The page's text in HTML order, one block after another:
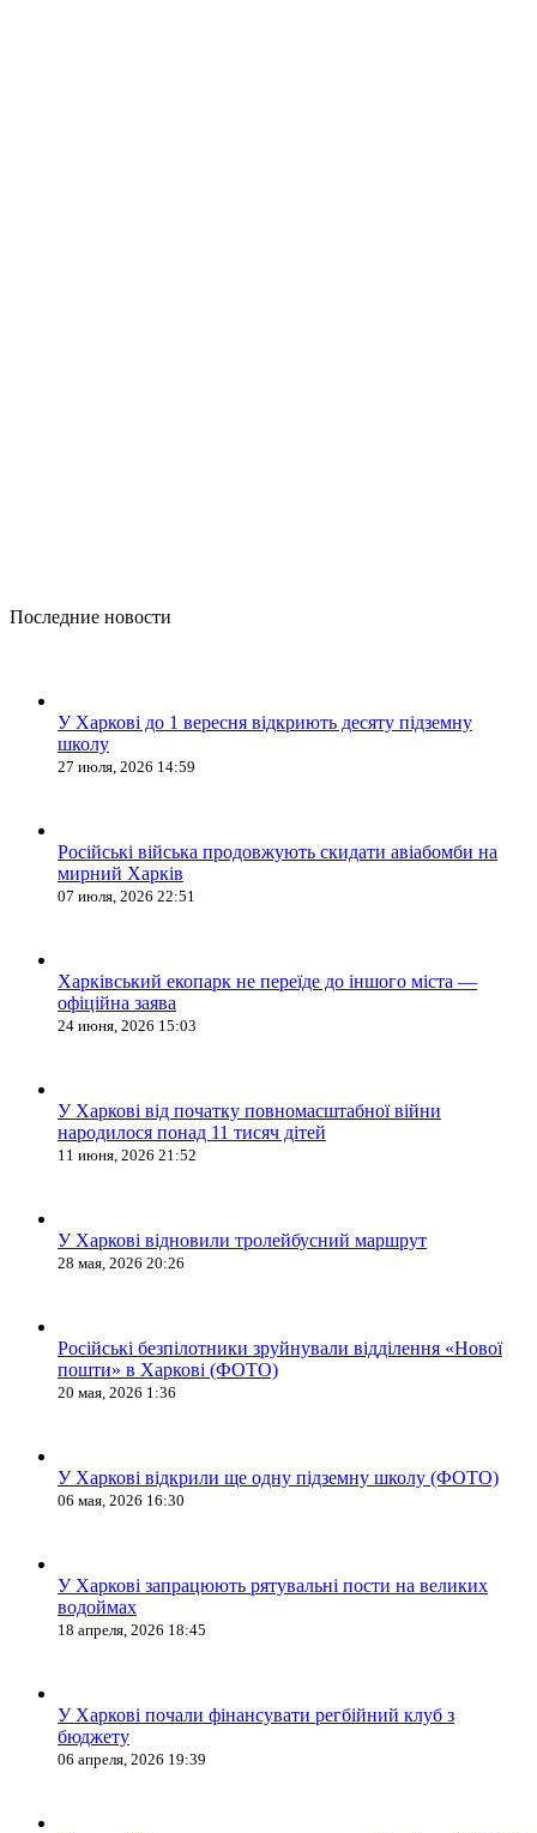
Последние новости
У Харкові до 1 вересня відкриють десяту підземну
школу
27 июля, 2026 14:59
Російські війська продовжують скидати авіабомби на
мирний Харків
07 июля, 2026 22:51
Харківський екопарк не переїде до іншого міста —
офіційна заява
24 июня, 2026 15:03
У Харкові від початку повномасштабної війни
народилося понад 11 тисяч дітей
11 июня, 2026 21:52
У Харкові відновили тролейбусний маршрут
28 мая, 2026 20:26
Російські безпілотники зруйнували відділення «Нової
пошти» в Харкові (ФОТО)
20 мая, 2026 1:36
У Харкові відкрили ще одну підземну школу (ФОТО)
06 мая, 2026 16:30
У Харкові запрацюють рятувальні пости на великих
водоймах
18 апреля, 2026 18:45
У Харкові почали фінансувати регбійний клуб з
бюджету
06 апреля, 2026 19:39